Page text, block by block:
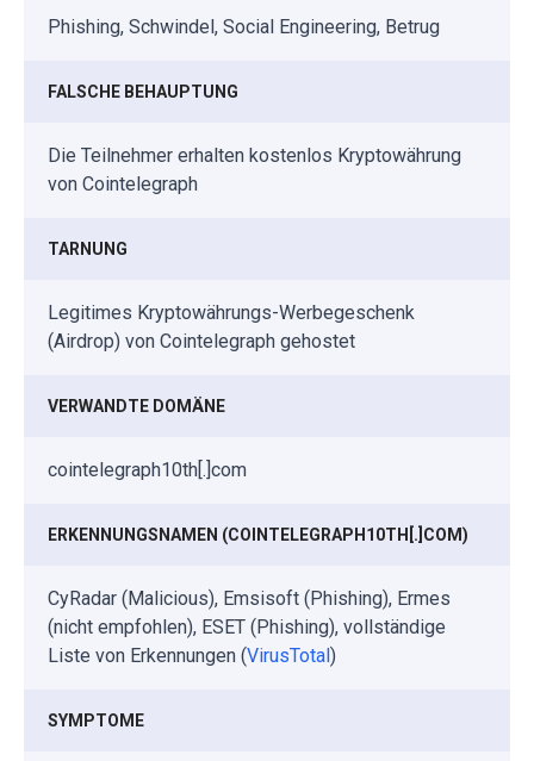
Phishing, Schwindel, Social Engineering, Betrug
FALSCHE BEHAUPTUNG
Die Teilnehmer erhalten kostenlos Kryptowährung
von Cointelegraph
TARNUNG
Legitimes Kryptowährungs-Werbegeschenk
(Airdrop) von Cointelegraph gehostet
VERWANDTE DOMÄNE
cointelegraph10th[.]com
ERKENNUNGSNAMEN (COINTELEGRAPH10TH[.]COM)
CyRadar (Malicious), Emsisoft (Phishing), Ermes
(nicht empfohlen), ESET (Phishing), vollständige
Liste von Erkennungen (VirusTotal)
SYMPTOME